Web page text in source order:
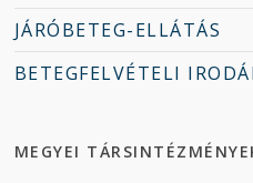
JÁRÓBETEG-ELLÁTÁS
BETEGFELVÉTELI
MEGYEI